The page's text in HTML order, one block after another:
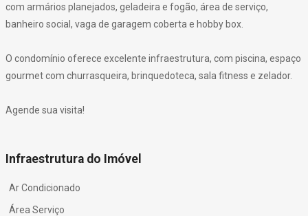
com armários planejados, geladeira e fogão, área de serviço,
banheiro social, vaga de garagem coberta e hobby box.
O condomínio oferece excelente infraestrutura, com piscina, espaço
gourmet com churrasqueira, brinquedoteca, sala fitness e zelador.
Agende sua visita!
Infraestrutura do Imóvel
Ar Condicionado
Área Serviço